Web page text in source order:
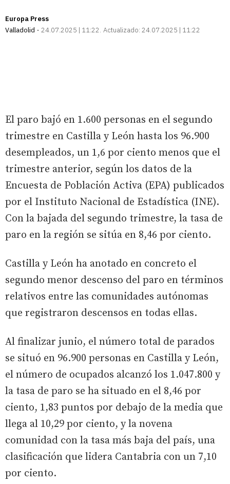
Europa Press
Valladolid
24.07.2025 | 11:22 Actualizado: 24.07.2025 | 11:22
El paro bajó en 1.600 personas en el segundo
trimestre en Castilla y León hasta los 96.900
desempleados, un 1,6 por ciento menos que el
trimestre anterior, según los datos de la
Encuesta de Población Activa (EPA) publicados
por el Instituto Nacional de Estadística (INE).
Con la bajada del segundo trimestre, la tasa de
paro en la región se sitúa en 8,46 por ciento.
Castilla y León ha anotado en concreto el
segundo menor descenso del paro en términos
relativos entre las comunidades autónomas
que registraron descensos en todas ellas.
Al finalizar junio, el número total de parados
se situó en 96.900 personas en Castilla y León,
el número de ocupados alcanzó los 1.047.800 y
la tasa de paro se ha situado en el 8,46 por
ciento, 1,83 puntos por debajo de la media que
llega al 10,29 por ciento, y la novena
comunidad con la tasa más baja del país, una
clasificación que lidera Cantabria con un 7,10
por ciento.